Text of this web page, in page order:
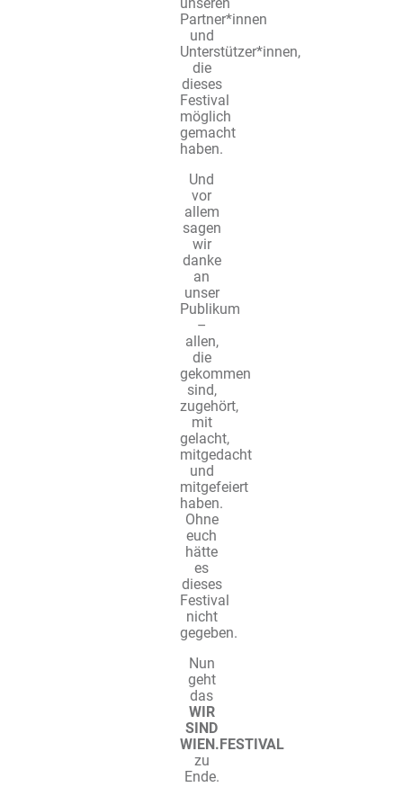
Partner*innen
und
Unterstützer*innen,
die
dieses
Festival
möglich
gemacht
haben.
Und
vor
allem
sagen
wir
danke
an
unser
Publikum
–
allen,
die
gekommen
sind,
zugehört,
mit
gelacht,
mitgedacht
und
mitgefeiert
haben.
Ohne
euch
hätte
es
dieses
Festival
nicht
gegeben.
Nun
geht
das
WIR
SIND
WIEN.FESTIVAL
zu
Ende.